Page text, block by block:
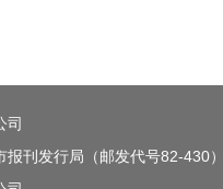
司
报刊发行局（邮发代号82-430